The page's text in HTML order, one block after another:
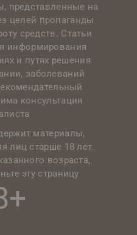
представленные на
целей пропаганды
средств. Статьи
информирования
и путях решения
заболеваний
консультация
материалы,
лиц старше 18 лет.
возраста,
эту страницу